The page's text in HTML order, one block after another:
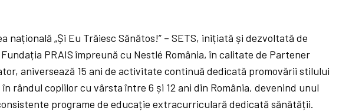
națională „Și Eu Trăiesc Sănătos!” – SETS, inițiată și dezvoltată de
PRAIS împreună cu Nestlé România, în calitate de Partener
aniversează 15 ani de activitate continuă dedicată promovării stilului
rândul copiilor cu vârsta între 6 și 12 ani din România, devenind unul
programe de educație extracurriculară dedicată sănătății.